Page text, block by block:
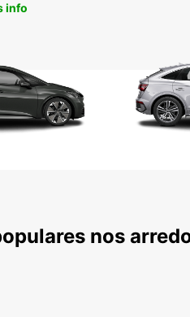
info
nos